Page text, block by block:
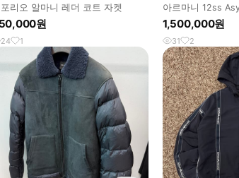
리오 알마니 레더 코트 자켓
원
24 1
아르마니 12ss
켓
1,500,000원
31 2